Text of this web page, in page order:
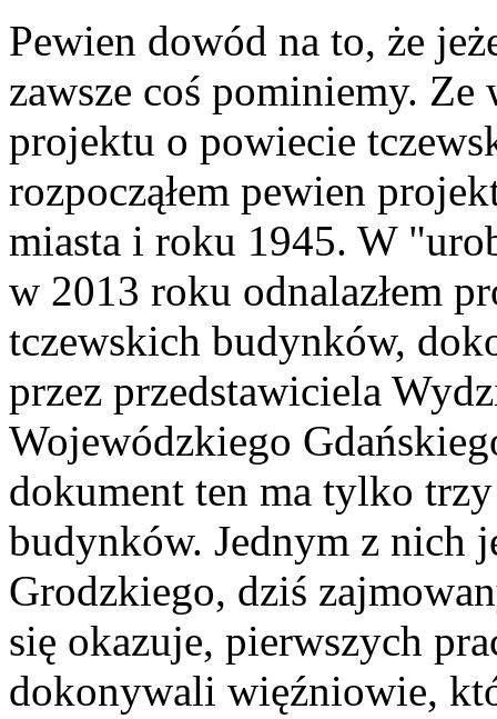
Pewien dowód na to, że
zawsze coś pominiemy. Ze
projektu o powiecie
rozpocząłem pewien
miasta i roku 1945. W
w 2013 roku odnalazłem
tczewskich budynków,
przez przedstawiciela
Wojewódzkiego
dokument ten ma tylko
budynków. Jednym z nich
Grodzkiego, dziś
się okazuje, pierwszych
dokonywali więźniowie,